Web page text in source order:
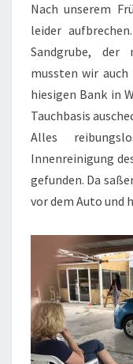
Nach unserem
leider
Sandgrube, der
mussten wir
hiesigen Bank in
Tauchbasis
Alles
Innenreinigung
gefunden. Da
vor dem Auto und